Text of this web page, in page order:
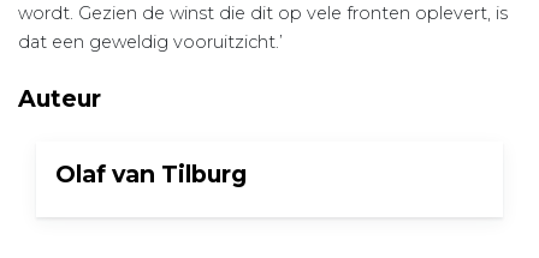
wordt. Gezien de winst die dit op vele fronten oplevert, is
dat een geweldig vooruitzicht.’
Auteur
Olaf van Tilburg